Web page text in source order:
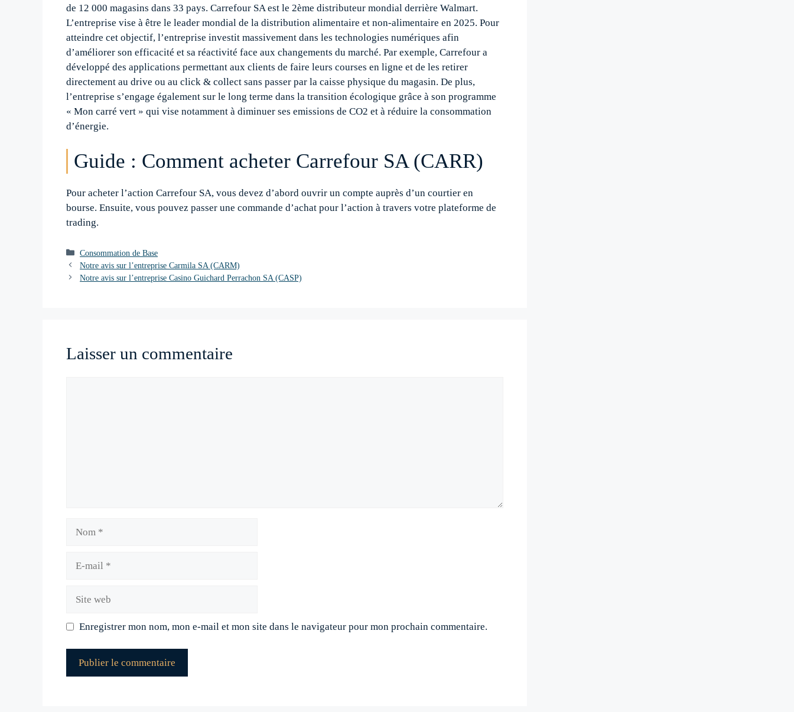
de 12 000 magasins dans 33 pays. Carrefour SA est le 2ème distributeur mondial derrière Walmart.
L’entreprise vise à être le leader mondial de la distribution alimentaire et non-alimentaire en 2025. Pour
atteindre cet objectif, l’entreprise investit massivement dans les technologies numériques afin
d’améliorer son efficacité et sa réactivité face aux changements du marché. Par exemple, Carrefour a
développé des applications permettant aux clients de faire leurs courses en ligne et de les retirer
directement au drive ou au click & collect sans passer par la caisse physique du magasin. De plus,
l’entreprise s’engage également sur le long terme dans la transition écologique grâce à son programme
« Mon carré vert » qui vise notamment à diminuer ses emissions de CO2 et à réduire la consommation
d’énergie.
Guide : Comment acheter Carrefour SA (CARR)
Pour acheter l’action Carrefour SA, vous devez d’abord ouvrir un compte auprès d’un courtier en
bourse. Ensuite, vous pouvez passer une commande d’achat pour l’action à travers votre plateforme de
trading.
Catégories
Consommation de Base
Navigation
des
Notre avis sur l’entreprise Carmila SA (CARM)
Notre avis sur l’entreprise Casino Guichard Perrachon SA (CASP)
Laisser un commentaire
Enregistrer mon nom, mon e-mail et mon site dans le navigateur pour mon prochain commentaire.